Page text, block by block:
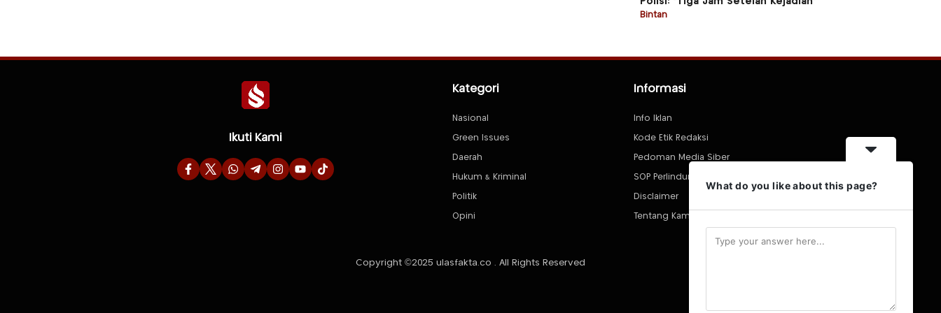
Bintan
Ikuti Kami
Kategori
Nasional
Green Issues
Daerah
Hukum & Kriminal
Politik
Opini
Informasi
Info Iklan
Kode Etik Redaksi
Pedoman Media Siber
SOP Perlindungan Wartawan
Disclaimer
Tentang Kami
Copyright ©2025 ulasfakta.co . All Rights Reserved
What do you like about this page?